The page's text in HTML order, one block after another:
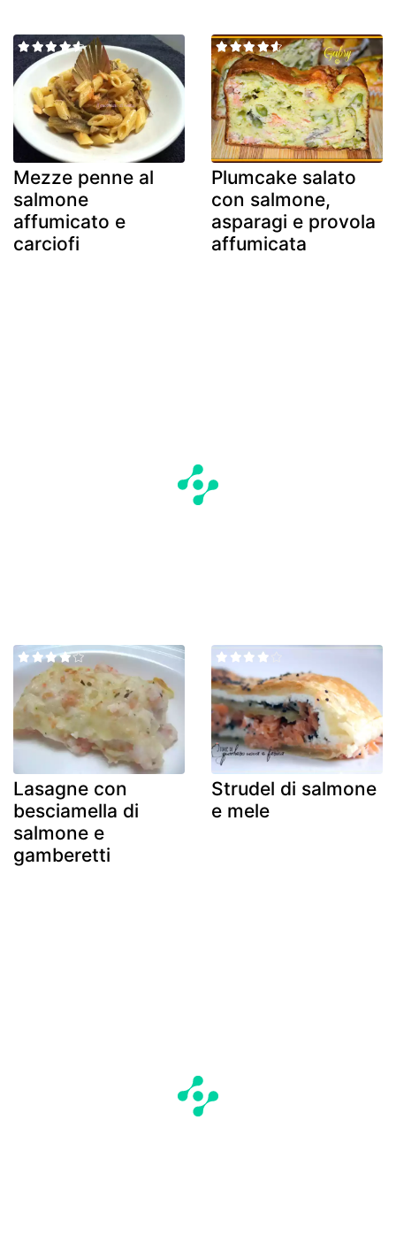
Mezze penne al
salmone
affumicato e
carciofi
Plumcake salato
con salmone,
asparagi e provola
affumicata
Lasagne con
besciamella di
salmone e
gamberetti
Strudel di salmone
e mele